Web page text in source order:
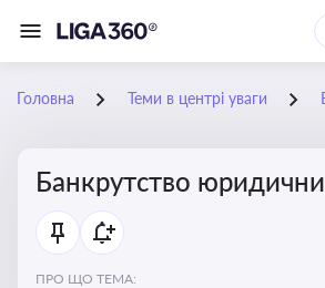
Головна Теми в центрі уваги
Банкрутство
ПРО ЩО ТЕМА: